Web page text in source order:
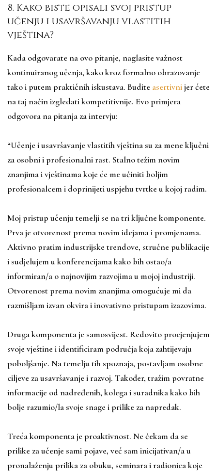
8. Kako biste opisali svoj pristup
učenju i usavršavanju vlastitih
vještina?
Kada odgovarate na ovo pitanje, naglasite važnost
kontinuiranog učenja, kako kroz formalno obrazovanje
tako i putem praktičnih iskustava. Budite asertivnijer ćete
na taj način izgledati kompetitivnije. Evo primjera
odgovora na pitanja za intervju:
“Učenje i usavršavanje vlastitih vještina su za mene ključni
za osobni i profesionalni rast. Stalno težim novim
znanjima i vještinama koje će me učiniti boljim
profesionalcem i doprinijeti uspjehu tvrtke u kojoj radim.
Moj pristup učenju temelji se na tri ključne komponente.
Prva je otvorenost prema novim idejama i promjenama.
Aktivno pratim industrijske trendove, stručne publikacije
i sudjelujem u konferencijama kako bih ostao/a
informiran/a o najnovijim razvojima u mojoj industriji.
Otvorenost prema novim znanjima omogućuje mi da
razmišljam izvan okvira i inovativno pristupam izazovima.
Druga komponenta je samosvijest. Redovito procjenjujem
svoje vještine i identificiram područja koja zahtijevaju
poboljšanje. Na temelju tih spoznaja, postavljam osobne
ciljeve za usavršavanje i razvoj. Također, tražim povratne
informacije od nadređenih, kolega i suradnika kako bih
bolje razumio/la svoje snage i prilike za napredak.
Treća komponenta je proaktivnost. Ne čekam da se
prilike za učenje sami pojave, već sam inicijativan/a u
pronalaženju prilika za obuku, seminara i radionica koje